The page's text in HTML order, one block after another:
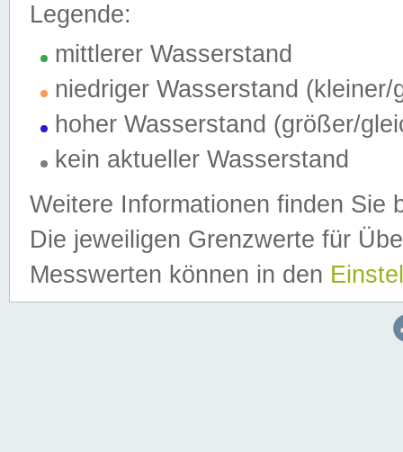
Legende:
mittlerer Wasserstand
niedriger Wasserstand (kleiner/
hoher Wasserstand (größer/
kein aktueller Wasserstand
Weitere Informationen finden Sie
Die jeweiligen Grenzwerte für
Messwerten können in den